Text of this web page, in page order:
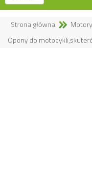
Strona główna
Opony do